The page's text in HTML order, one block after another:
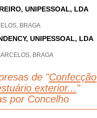
UNIPESSOAL, LDA
BRAGA
UNIPESSOAL, LDA
BRAGA
de "Confecção
exterior... "
por Concelho